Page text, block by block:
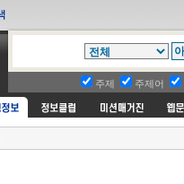
주제 주제어